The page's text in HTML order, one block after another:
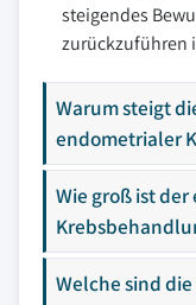
steigendes
zurückzuführen
Warum steigt
endometrialer
Wie groß ist
Welche sind